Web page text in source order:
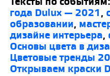
года Dulux — 2021,
образовании,
дизайне интерьера,
Основы цвета в
Цветовые тренды
Открываем краски